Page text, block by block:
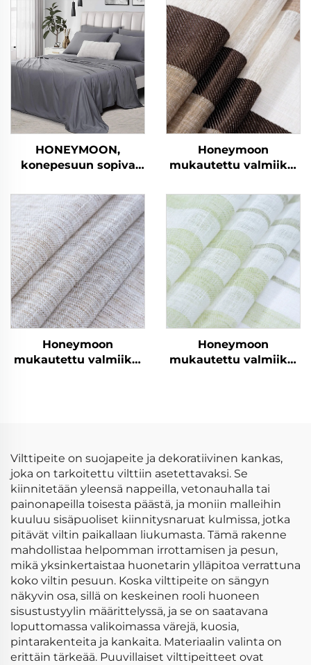
HONEYMOON,
konepesuun sopiva
100 % bambua,
silkkipinta, viileä ja
pehmeä, kuningatar
kokoinen suunniteltu
vuodeseitsijoukko
Honeymoon
mukautettu valmiiksi
verhokankaat
olohuoneen
ikkunaverhot kotiin
Honeymoon
mukautettu valmiiksi
Honeymoon
mukautettu valmiiksi
Vilttipeite on suojapeite ja dekoratiivinen kankas,
joka on tarkoitettu vilttiin asetettavaksi. Se
kiinnitetään yleensä nappeilla, vetonauhalla tai
painonapeilla toisesta päästä, ja moniin malleihin
kuuluu sisäpuoliset kiinnitysnaruat kulmissa, jotka
pitävät viltin paikallaan liukumasta. Tämä rakenne
mahdollistaa helpomman irrottamisen ja pesun,
mikä yksinkertaistaa huonetarin ylläpitoa verrattuna
koko viltin pesuun. Koska vilttipeite on sängyn
näkyvin osa, sillä on keskeinen rooli huoneen
sisustustyylin määrittelyssä, ja se on saatavana
loputtomassa valikoimassa värejä, kuosia,
pintarakenteita ja kankaita. Materiaalin valinta on
erittäin tärkeää. Puuvillaiset vilttipeitteet ovat